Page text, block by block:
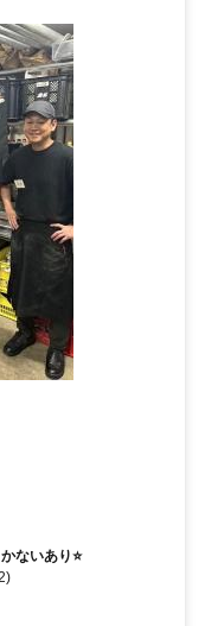
ないあり⭐